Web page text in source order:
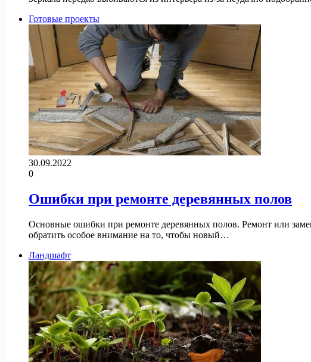
Готовые проекты
30.09.2022
0
Ошибки при ремонте деревянных полов
Основные ошибки при ремонте деревянных полов. Ремонт или
обратить особое внимание на то, чтобы новый…
Ландшафт